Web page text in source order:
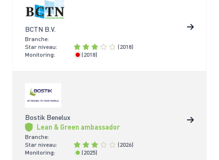
BCTN B.V.
Branche:
Star niveau:
(2018)
Monitoring:
> 4 jaar
(2018)
Bostik Benelux
Lean & Green ambassador
Branche:
Star niveau:
(2026)
Monitoring:
< 2 jaar
(2025)